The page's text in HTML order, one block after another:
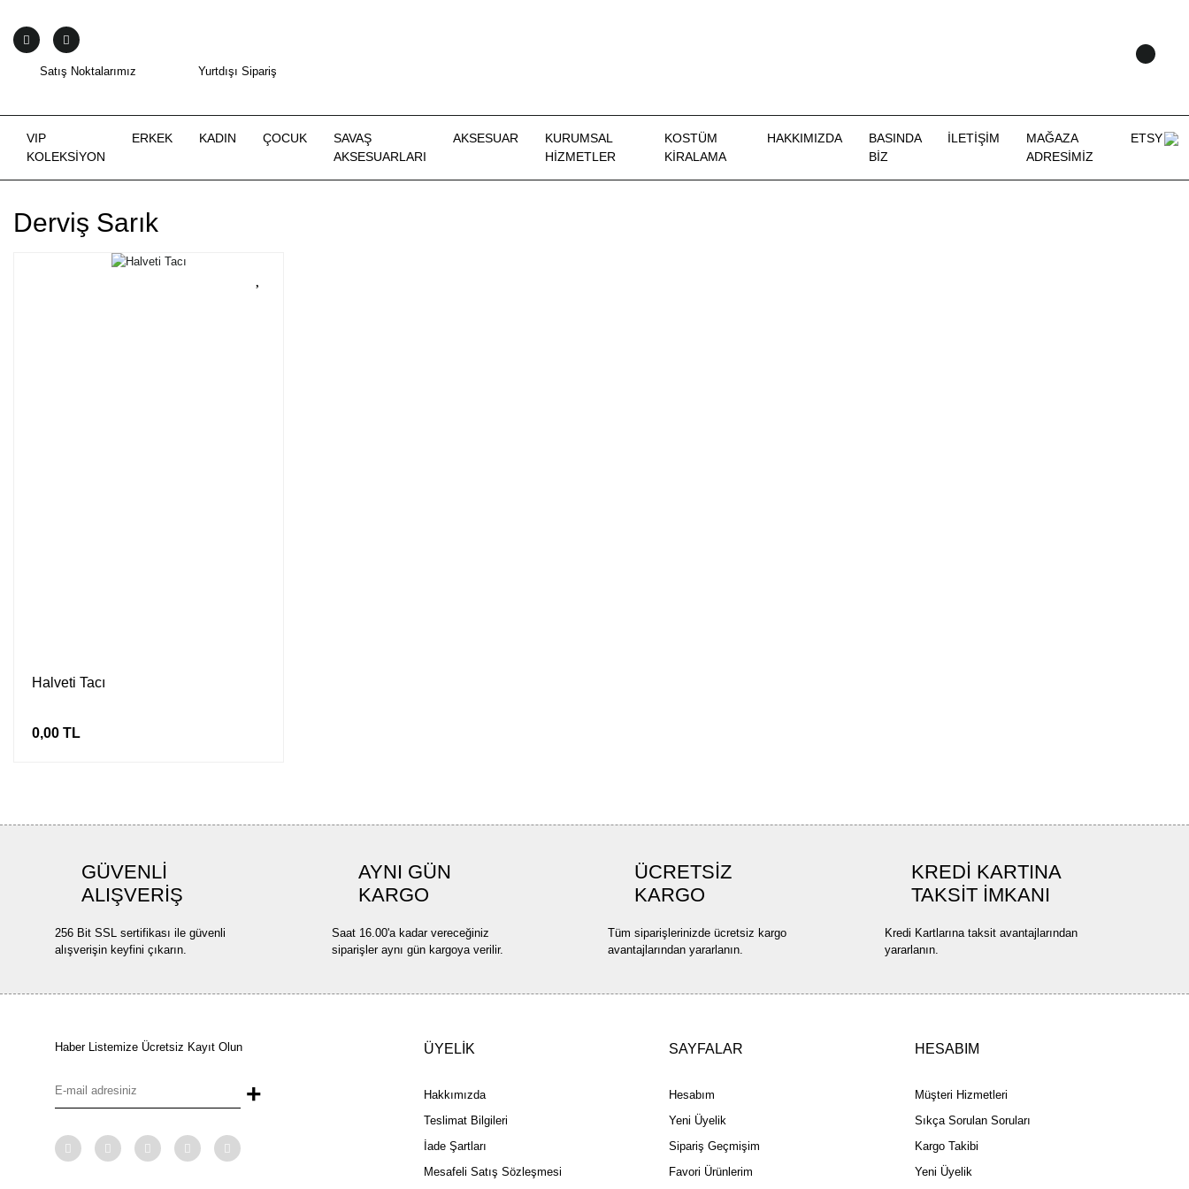
Satış Noktalarımız Yurtdışı Sipariş
VIP
KOLEKSİYON
ERKEK KADIN ÇOCUK
SAVAŞ
AKSESUARLARI
AKSESUAR
KURUMSAL
HİZMETLER
KOSTÜM
KIRALAMA
HAKKIMIZDA
BASINDA
BİZ
İLETİŞİM
MAĞAZA
ADRESİMİZ
ETSY
Derviş Sarık
Halveti Tacı
0,00 TL
GÜVENLİ
ALIŞVERİŞ
256 Bit SSL sertifikası ile güvenli
alışverişin keyfini çıkarın.
AYNI GÜN
KARGO
Saat 16.00'a kadar vereceğiniz
siparişler aynı gün kargoya verilir.
ÜCRETSİZ
KARGO
Tüm siparişlerinizde ücretsiz kargo
avantajlarından yararlanın.
KREDİ KARTINA
TAKSİT İMKANI
Kredi Kartlarına taksit avantajlarından
yararlanın.
Haber Listemize Ücretsiz Kayıt Olun
+
ÜYELİK
Hakkımızda
Teslimat Bilgileri
İade Şartları
Mesafeli Satış Sözleşmesi
SAYFALAR
Hesabım
Yeni Üyelik
Sipariş Geçmişim
Favori Ürünlerim
HESABIM
Müşteri Hizmetleri
Sıkça Sorulan Soruları
Kargo Takibi
Yeni Üyelik